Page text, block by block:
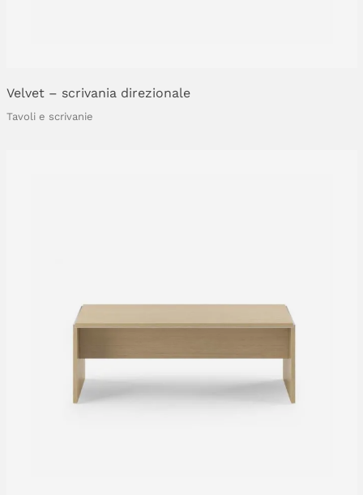
Velvet – scrivania direzionale
Tavoli e scrivanie